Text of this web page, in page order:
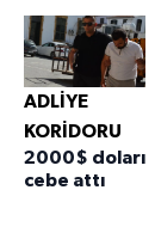
ADLIYE
KORIDORU
2000$ doları
cebe attı